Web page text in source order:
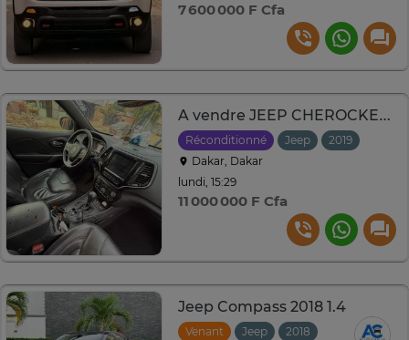
7 600 000 F Cfa
A vendre JEEP CHEROCKEE LIMITED 2019 essence
Réconditionné Jeep 2019
Dakar, Dakar
lundi, 15:29
11 000 000 F Cfa
Jeep Compass 2018 1.4
Venant Jeep 2018
Automatique